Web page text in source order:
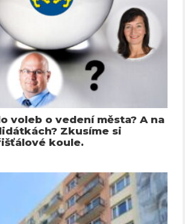
voleb o vedení města? A na
Zkusíme si
koule.